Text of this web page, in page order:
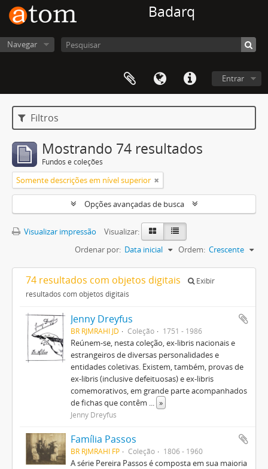
Badarq
Navegar
Entrar
Filtros
Mostrando 74 resultados
Fundos e coleções
Somente descrições em nível superior
Opções avançadas de busca
Visualizar impressão
Visualizar:
Ordenar por: Data inicial Ordem: Crescente
74 resultados com objetos digitais
Exibir
resultados com objetos digitais
Jenny Dreyfus
BR RJMRAHI JD Coleção 1751 - 1986
Reúnem-se, nesta coleção, ex-libris nacionais e
estrangeiros de diversas personalidades e
entidades coletivas. Existem, também, provas de
ex-libris (inclusive defeituosas) e ex-libris
comemorativos, em grande parte acompanhados
de fichas que contêm ... »
Jenny Dreyfus
Família Passos
BR RJMRAHI FP Coleção 1806 - 1960
A série Pereira Passos é composta em sua maioria